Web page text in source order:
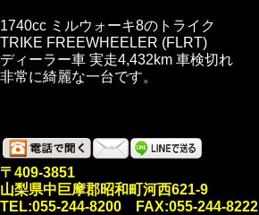
1740cc ミルウォーキ8のトライク
TRIKE FREEWHEELER (FLRT)
ディーラー車 実走4,432km 車検切れ
非常に綺麗な一台です。
〒409-3851
山梨県中巨摩郡昭和町河西621-9
TEL:055-244-8200 FAX:055-244-8222